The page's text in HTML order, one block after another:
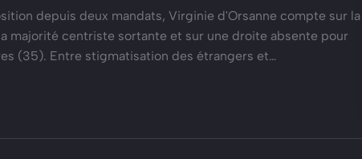
depuis deux mandats, Virginie d'Orsanne compte sur la
majorité centriste sortante et sur une droite absente pour
(35). Entre stigmatisation des étrangers et…